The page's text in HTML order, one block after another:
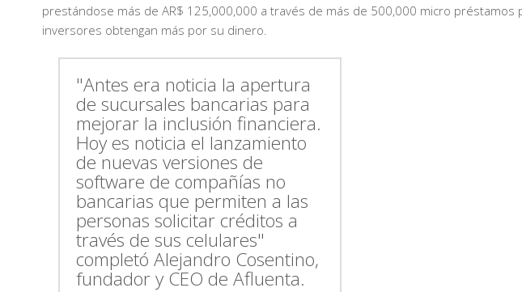
prestándose más de AR$ 125,000,000 a través de más de 500,000 micro
inversores obtengan más por su dinero.
"Antes era noticia la apertura
de sucursales bancarias para
mejorar la inclusión financiera.
Hoy es noticia el lanzamiento
de nuevas versiones de
software de compañías no
bancarias que permiten a las
personas solicitar créditos a
través de sus celulares"
completó Alejandro Cosentino,
fundador y CEO de Afluenta.